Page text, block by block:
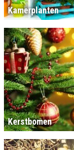
Kamerplanten
Kerstbomen